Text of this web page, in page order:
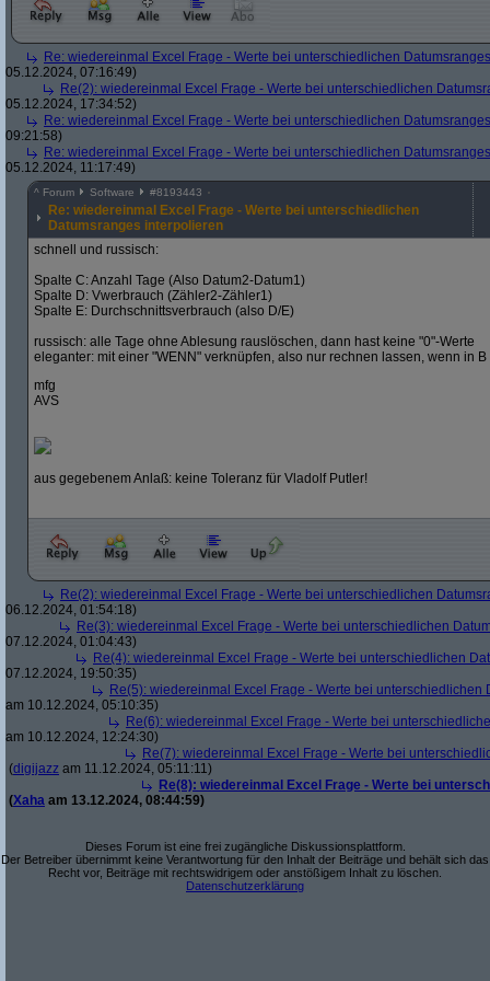
Re: wiedereinmal Excel Frage - Werte bei unterschiedlichen
05.12.2024, 07:16:49)
Re(2): wiedereinmal Excel Frage - Werte bei unterschiedlichen
05.12.2024, 17:34:52)
Re: wiedereinmal Excel Frage - Werte bei unterschiedlichen
09:21:58)
Re: wiedereinmal Excel Frage - Werte bei unterschiedlichen
05.12.2024, 11:17:49)
^ Forum Software #8193443
Re: wiedereinmal Excel Frage - Werte bei unterschiedlichen
Datumsranges interpolieren
schnell und russisch:
Spalte C: Anzahl Tage (Also Datum2-Datum1)
Spalte D: Vwerbrauch (Zähler2-Zähler1)
Spalte E: Durchschnittsverbrauch (also D/E)
russisch: alle Tage ohne Ablesung rauslöschen, dann hast keine "0"-Werte
eleganter: mit einer "WENN" verknüpfen, also nur rechnen lassen, wenn in
mfg
AVS
aus gegebenem Anlaß: keine Toleranz für Vladolf Putler!
Re(2): wiedereinmal Excel Frage - Werte bei unterschiedlichen
06.12.2024, 01:54:18)
Re(3): wiedereinmal Excel Frage - Werte bei unterschiedlichen
07.12.2024, 01:04:43)
Re(4): wiedereinmal Excel Frage - Werte bei unterschiedlichen
07.12.2024, 19:50:35)
Re(5): wiedereinmal Excel Frage - Werte bei unterschiedlichen
am 10.12.2024, 05:10:35)
Re(6): wiedereinmal Excel Frage - Werte bei
am 10.12.2024, 12:24:30)
Re(7): wiedereinmal Excel Frage - Werte bei
(digijazz am 11.12.2024, 05:11:11)
Re(8): wiedereinmal Excel Frage - Werte bei
(Xaha am 13.12.2024, 08:44:59)
Dieses Forum ist eine frei zugängliche Diskussionsplattform.
Der Betreiber übernimmt keine Verantwortung für den Inhalt der Beiträge und behält sich das
Recht vor, Beiträge mit rechtswidrigem oder anstößigem Inhalt zu löschen.
Datenschutzerklärung